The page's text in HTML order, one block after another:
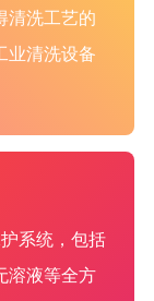
清洗工艺的
业清洗设备
系统，包括
溶液等全方